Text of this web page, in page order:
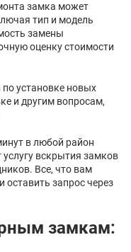
замка может
тип и модель
замены
оценку стоимости
установке новых
и другим вопросам,
в любой район
вскрытия замков
Все, что вам
оставить запрос через
замкам: